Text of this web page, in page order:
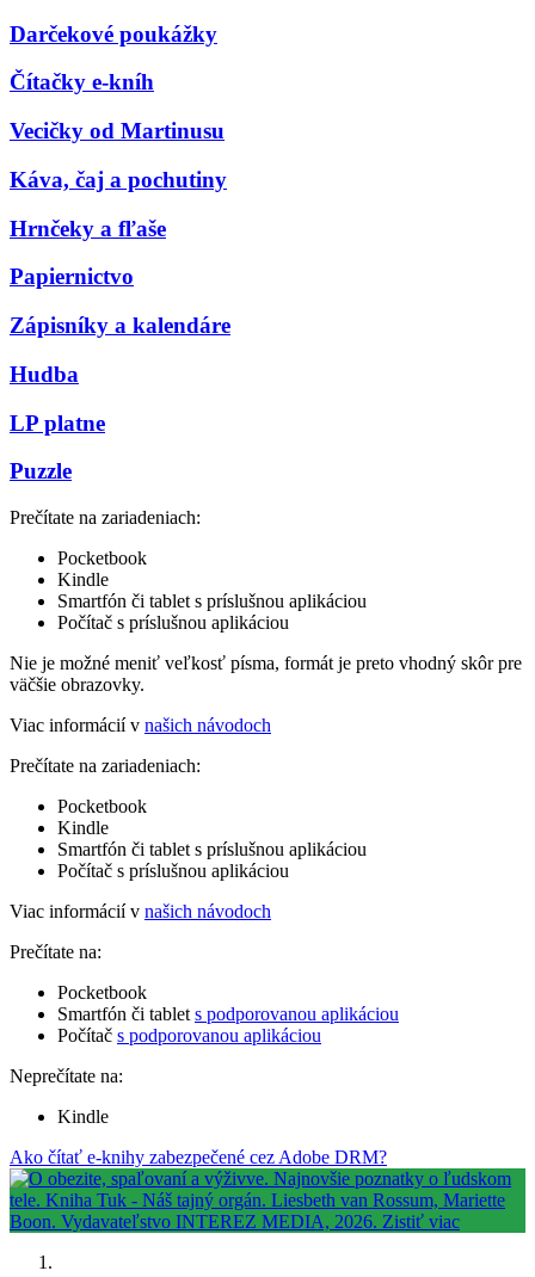
Darčekové poukážky
Čítačky e-kníh
Vecičky od Martinusu
Káva, čaj a pochutiny
Hrnčeky a fľaše
Papiernictvo
Zápisníky a kalendáre
Hudba
LP platne
Puzzle
Prečítate na zariadeniach:
Pocketbook
Kindle
Smartfón či tablet s príslušnou aplikáciou
Počítač s príslušnou aplikáciou
Nie je možné meniť veľkosť písma, formát je preto vhodný skôr pre
väčšie obrazovky.
Viac informácií v našich návodoch
Prečítate na zariadeniach:
Pocketbook
Kindle
Smartfón či tablet s príslušnou aplikáciou
Počítač s príslušnou aplikáciou
Viac informácií v našich návodoch
Prečítate na:
Pocketbook
Smartfón či tablet s podporovanou aplikáciou
Počítač s podporovanou aplikáciou
Neprečítate na:
Kindle
Ako čítať e-knihy zabezpečené cez Adobe DRM?